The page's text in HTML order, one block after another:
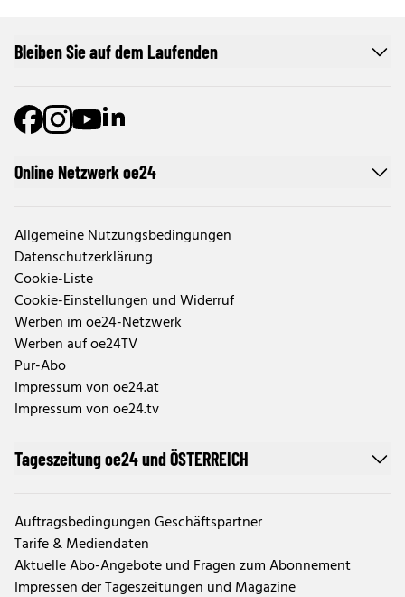
Online Netzwerk oe24
Allgemeine Nutzungsbedingungen
Datenschutzerklärung
Cookie-Liste
Cookie-Einstellungen und Widerruf
Werben im oe24-Netzwerk
Werben auf oe24TV
Pur-Abo
Impressum von oe24.at
Impressum von oe24.tv
Tageszeitung oe24 und ÖSTERREICH
Auftragsbedingungen Geschäftspartner
Tarife & Mediendaten
Aktuelle Abo-Angebote und Fragen zum Abonnement
Impressen der Tageszeitungen und Magazine
Bleiben Sie auf dem Laufenden